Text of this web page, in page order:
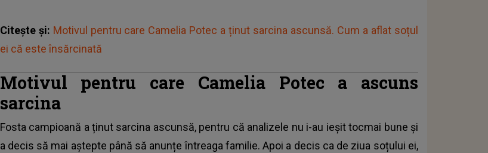
Citește și: Motivul pentru care Camelia Potec a ținut sarcina ascunsă. Cum a aflat soțul
ei că este însărcinată
Motivul pentru care Camelia Potec a ascuns
sarcina
Fosta campioană a ținut sarcina ascunsă, pentru că analizele nu i-au ieșit tocmai bune și
a decis să mai aștepte până să anunțe întreaga familie. Apoi a decis ca de ziua soțului ei,